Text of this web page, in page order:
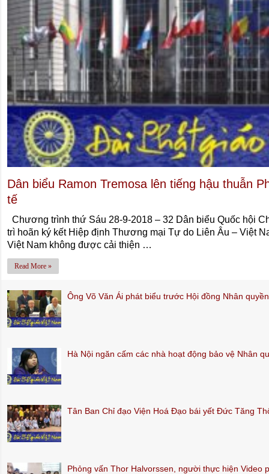
Dân biểu Ramon Tremosa lên tiếng hậu thuẫn
tế
Chương trình thứ Sáu 28-9-2018 – 32 Dân biểu Quốc hội
trì hoãn ký kết Hiệp định Thương mại Tự do Liên Âu – Việt
Việt Nam không được cải thiện …
Read More »
Ông Võ Văn Ái phát biểu trước Hội đồng Nhân
Hà Nội ngăn cấm các nhà hoạt động bảo vệ Nhân
Tân Ban Chỉ đạo Viện Hoá Đạo bái yết Đức Tăng
Phỏng vấn Thor Halvorssen, người thực hiện Video